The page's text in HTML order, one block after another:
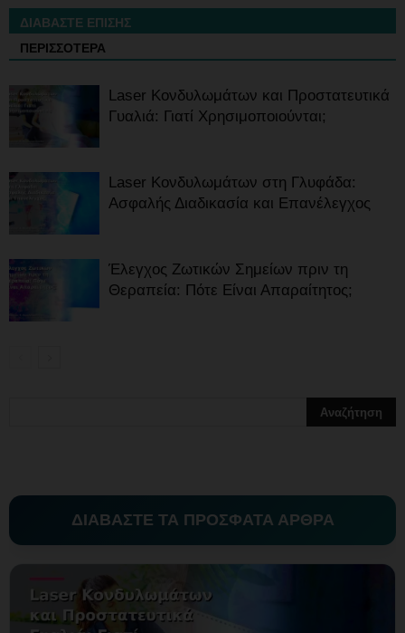
ΔΙΑΒΑΣΤΕ ΕΠΙΣΗΣ
ΠΕΡΙΣΣΟΤΕΡΑ
Laser Κονδυλωμάτων και Προστατευτικά
Γυαλιά: Γιατί Χρησιμοποιούνται;
Laser Κονδυλωμάτων στη Γλυφάδα:
Ασφαλής Διαδικασία και Επανέλεγχος
Έλεγχος Ζωτικών Σημείων πριν τη
Θεραπεία: Πότε Είναι Απαραίτητος;
ΔΙΑΒΑΣΤΕ ΤΑ ΠΡΟΣΦΑΤΑ ΑΡΘΡΑ